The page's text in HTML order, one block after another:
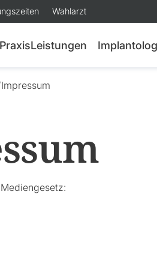
Wahlarzt
PraxisLeistungen
Impressum